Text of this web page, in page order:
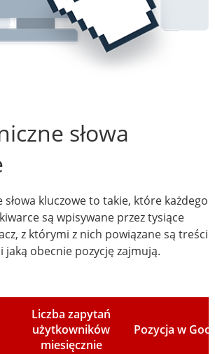
słowa
kluczowe to takie, które każdego
są wpisywane przez tysiące
z którymi z nich powiązane są treści
jaką obecnie pozycję zajmują.
Liczba zapytań
użytkowników
miesięcznie
Pozycja w